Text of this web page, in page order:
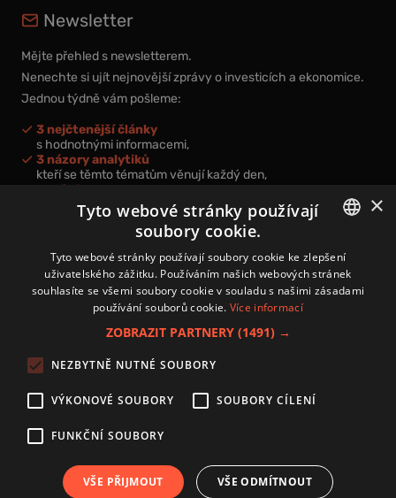
Newsletter
Mějte přehled s newsletterem.
Nenechte si ujít nejnovější zprávy o investicích a ekonomice.
Jednou týdně vám pošleme:
3 nejčtenější články
s hodnotnými informacemi,
3 názory analytiků
kteří se těmto tématům věnují každý den,
nová videa a podcasty
k prohloubení vašich znalostí.
Přihlášením k newsletteru vyjadřujete svůj souhlas spodmínkami
zpracování osobních údajů.
Zásady používání souborů cookies
Autoři
Nastavení cookies
CZECH
×
Tyto webové stránky používají
soubory cookie.
Tyto webové stránky používají soubory cookie ke zlepšení
uživatelského zážitku. Používáním našich webových stránek
souhlasíte se všemi soubory cookie v souladu s našimi zásadami
používání souborů cookie. Více informací
ZOBRAZIT PARTNERY (1491) →
NEZBYTNĚ NUTNÉ SOUBORY
VÝKONOVÉ SOUBORY SOUBORY CÍLENÍ
FUNKČNÍ SOUBORY
VŠE PŘIJMOUT VŠE ODMÍTNOUT